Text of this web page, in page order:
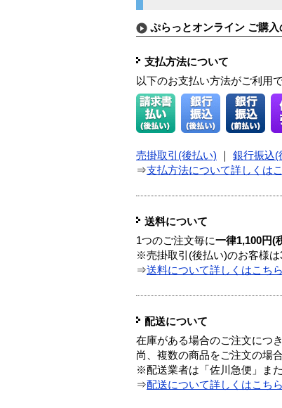
ぷらっとオンライン ご購
支払方法について
以下のお支払い方法がご利用で
売掛取引(後払い) 銀行振込(
⇒支払方法について詳しくは
送料について
1つのご注文毎に一律1,100円(
※売掛取引(後払い)のお客様は
⇒送料について詳しくはこちら
配送について
在庫がある場合のご注文につ
尚、複数の商品をご注文の場
※配送業者は「佐川急便」ま
⇒配送について詳しくはこちら